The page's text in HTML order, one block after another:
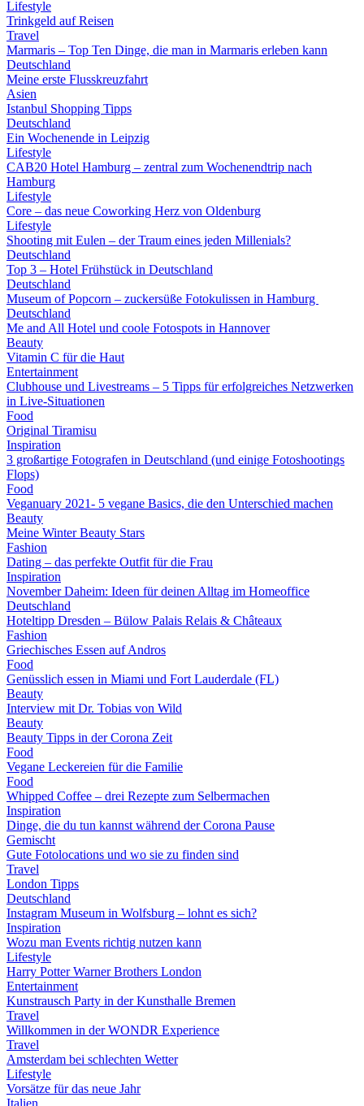
Lifestyle
Trinkgeld auf Reisen
Travel
Marmaris – Top Ten Dinge, die man in Marmaris erleben kann
Deutschland
Meine erste Flusskreuzfahrt
Asien
Istanbul Shopping Tipps
Deutschland
Ein Wochenende in Leipzig
Lifestyle
CAB20 Hotel Hamburg – zentral zum Wochenendtrip nach
Hamburg
Lifestyle
Core – das neue Coworking Herz von Oldenburg
Lifestyle
Shooting mit Eulen – der Traum eines jeden Millenials?
Deutschland
Top 3 – Hotel Frühstück in Deutschland
Deutschland
Museum of Popcorn – zuckersüße Fotokulissen in Hamburg
Deutschland
Me and All Hotel und coole Fotospots in Hannover
Beauty
Vitamin C für die Haut
Entertainment
Clubhouse und Livestreams – 5 Tipps für erfolgreiches Netzwerken
in Live-Situationen
Food
Original Tiramisu
Inspiration
3 großartige Fotografen in Deutschland (und einige Fotoshootings
Flops)
Food
Veganuary 2021- 5 vegane Basics, die den Unterschied machen
Beauty
Meine Winter Beauty Stars
Fashion
Dating – das perfekte Outfit für die Frau
Inspiration
November Daheim: Ideen für deinen Alltag im Homeoffice
Deutschland
Hoteltipp Dresden – Bülow Palais Relais & Châteaux
Fashion
Griechisches Essen auf Andros
Food
Genüsslich essen in Miami und Fort Lauderdale (FL)
Beauty
Interview mit Dr. Tobias von Wild
Beauty
Beauty Tipps in der Corona Zeit
Food
Vegane Leckereien für die Familie
Food
Whipped Coffee – drei Rezepte zum Selbermachen
Inspiration
Dinge, die du tun kannst während der Corona Pause
Gemischt
Gute Fotolocations und wo sie zu finden sind
Travel
London Tipps
Deutschland
Instagram Museum in Wolfsburg – lohnt es sich?
Inspiration
Wozu man Events richtig nutzen kann
Lifestyle
Harry Potter Warner Brothers London
Entertainment
Kunstrausch Party in der Kunsthalle Bremen
Travel
Willkommen in der WONDR Experience
Travel
Amsterdam bei schlechten Wetter
Lifestyle
Vorsätze für das neue Jahr
Italien